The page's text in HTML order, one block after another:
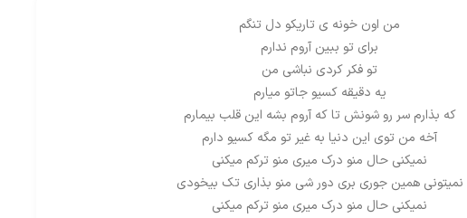
من اون خونه ی تاریکو دل تنگم
برای تو ببین آروم ندارم
تو فکر کردی نباشی من
یه دقیقه کسیو جاتو میارم
که بذارم سر رو شونش تا که آروم بشه این قلب بیمارم
آخه من توی این دنیا به غیر تو مگه کسیو دارم
نمیکنی حال منو درک میری منو ترکم میکنی
نمیتونی همین جوری بری دور شی منو بذاری تک بیخودی
نمیکنی حال منو درک میری منو ترکم میکنی